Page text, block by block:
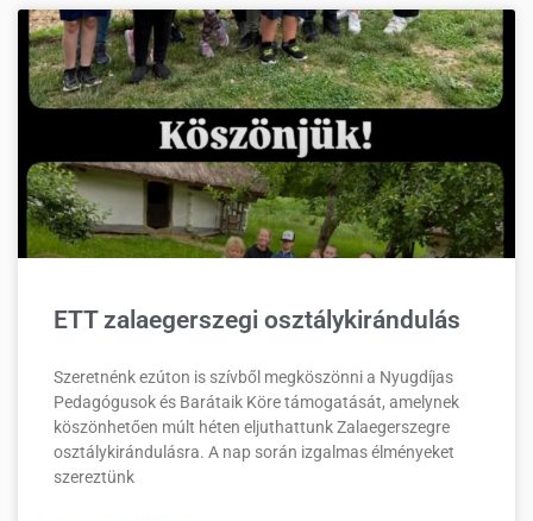
ETT zalaegerszegi osztálykirándulás
Szeretnénk ezúton is szívből megköszönni a Nyugdíjas
Pedagógusok és Barátaik Köre támogatását, amelynek
köszönhetően múlt héten eljuthattunk Zalaegerszegre
osztálykirándulásra. A nap során izgalmas élményeket
szereztünk